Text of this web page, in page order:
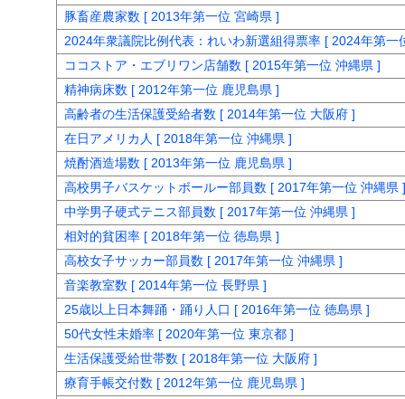
豚畜産農家数 [ 2013年第一位 宮崎県 ]
2024年衆議院比例代表：れいわ新選組得票率 [ 2024年第一
ココストア・エブリワン店舗数 [ 2015年第一位 沖縄県 ]
精神病床数 [ 2012年第一位 鹿児島県 ]
高齢者の生活保護受給者数 [ 2014年第一位 大阪府 ]
在日アメリカ人 [ 2018年第一位 沖縄県 ]
焼酎酒造場数 [ 2013年第一位 鹿児島県 ]
高校男子バスケットボールー部員数 [ 2017年第一位 沖縄県 ]
中学男子硬式テニス部員数 [ 2017年第一位 沖縄県 ]
相対的貧困率 [ 2018年第一位 徳島県 ]
高校女子サッカー部員数 [ 2017年第一位 沖縄県 ]
音楽教室数 [ 2014年第一位 長野県 ]
25歳以上日本舞踊・踊り人口 [ 2016年第一位 徳島県 ]
50代女性未婚率 [ 2020年第一位 東京都 ]
生活保護受給世帯数 [ 2018年第一位 大阪府 ]
療育手帳交付数 [ 2012年第一位 鹿児島県 ]